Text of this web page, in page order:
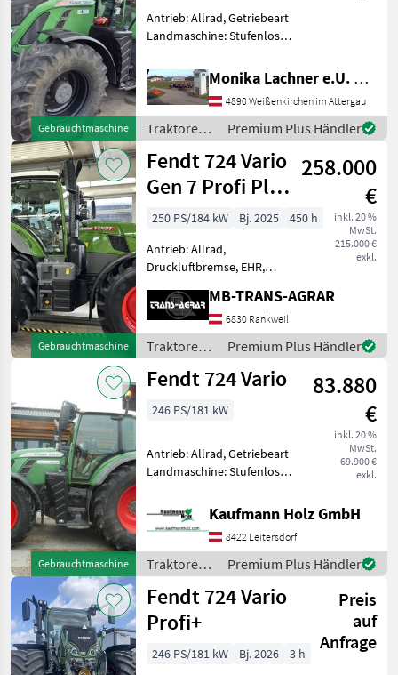
Gebrauchtmaschine
Antrieb: Allrad, Getriebeart
Landmaschine: Stufenloses
Zapfwellendrehzahl:
540/540E/1000/1000E,
Höchstgeschwindigkeit in
km/h: 50 km/h, Aufla
Monika Lachner e.U. Maschinenhandel
4890 Weißenkirchen im Attergau
Traktoren /
Fendt
Premium Plus Händler
Gebrauchtmaschine
Fendt 724 Vario
Gen 7 Profi Plus
Baugleich 728
258.000
€
inkl. 20 %
MwSt.
215.000 €
exkl.
250 PS/184 kW Bj. 2025
450 h
Antrieb: Allrad,
Druckluftbremse, EHR,
Vorderachse,
Höchstgeschwindigkeit in
km/h: 50 km/h, Kriechgang,
Luftsitz, Plattform: Kabine,
Zapfwellendrehz
MB-TRANS-AGRAR
6830 Rankweil
Traktoren /
Fendt
Premium Plus Händler
Gebrauchtmaschine
Fendt 724 Vario
83.880
€
inkl. 20 %
MwSt.
69.900 €
exkl.
246 PS/181 kW
Antrieb: Allrad, Getriebeart
Landmaschine: Stufenloses
Zapfwellendrehzahl:
540/540E/1000/1000E,
Höchstgeschwindigkeit in
km/h: 50 km/h, Aufla
Kaufmann Holz GmbH
8422 Leitersdorf
Traktoren /
Fendt
Premium Plus Händler
Fendt 724 Vario
Profi+
Preis
auf
Anfrage
246 PS/181 kW Bj. 2026
3 h